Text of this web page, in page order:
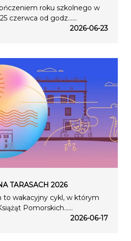
roku szkolnego w
czerwca od godz…...
2026-06-23
TARASACH 2026
to wakacyjny cykl, w którym
Pomorskich…...
2026-06-17